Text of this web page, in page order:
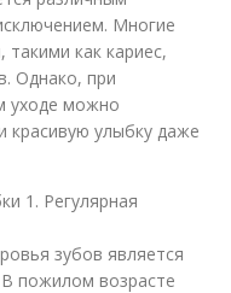
Многие
как кариес,
Однако, при
уходе можно
красивую улыбку даже
1. Регулярная
зубов является
В пожилом возрасте